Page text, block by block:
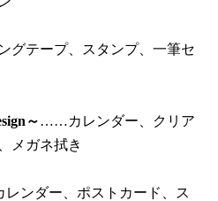
テープ、スタンプ、一筆セ
～……カレンダー、クリア
メガネ拭き
ンダー、ポストカード、ス